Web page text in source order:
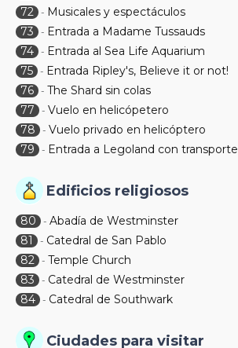
72 - Musicales y espectáculos
73
- Entrada a Madame Tussauds
74 - Entrada al Sea Life Aquarium
75 - Entrada Ripley's, Believe it or not!
76 - The Shard sin colas
77
- Vuelo en helicópetero
78
- Vuelo privado en helicóptero
79
- Entrada a Legoland con transporte
Edificios religiosos
80 - Abadía de Westminster
81
- Catedral de San Pablo
82 - Temple Church
83
- Catedral de Westminster
84 - Catedral de Southwark
Ciudades para visitar